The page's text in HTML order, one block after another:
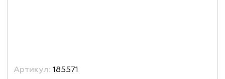
Артикул: 185571